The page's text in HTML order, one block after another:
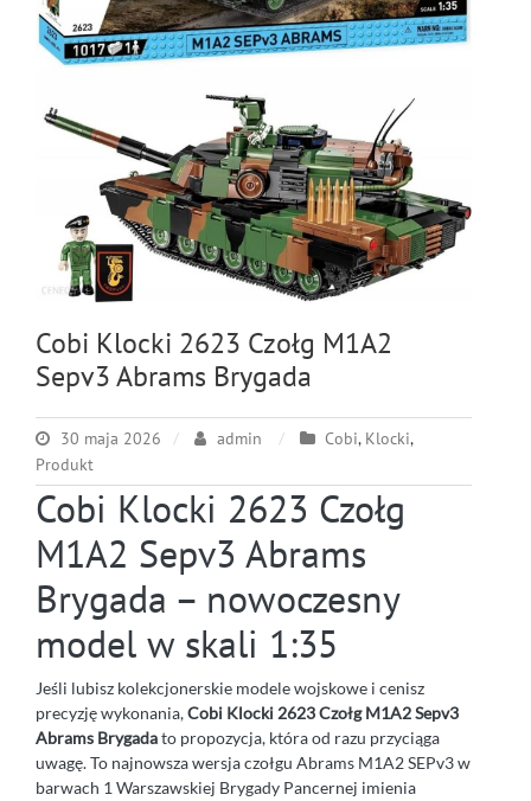
Cobi Klocki 2623 Czołg M1A2
Sepv3 Abrams Brygada
30 maja 2026 admin Cobi, Klocki,
Produkt
Cobi Klocki 2623 Czołg
M1A2 Sepv3 Abrams
Brygada – nowoczesny
model w skali 1:35
Jeśli lubisz kolekcjonerskie modele wojskowe i cenisz
precyzję wykonania,Cobi Klocki 2623 Czołg M1A2 Sepv3
Abrams Brygadato propozycja, która od razu przyciąga
uwagę. To najnowsza wersja czołgu Abrams M1A2 SEPv3 w
barwach 1 Warszawskiej Brygady Pancernej imienia